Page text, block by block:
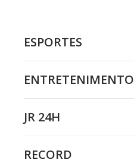
ESPORTES
ENTRETENIMENTO
JR 24H
RECORD